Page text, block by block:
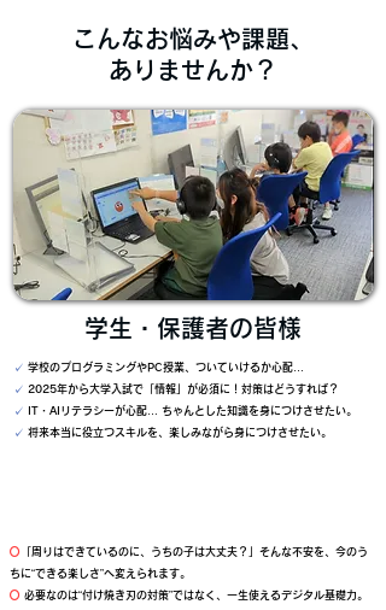
こんなお悩みや課題、
​ありませんか？
学生・保護者の皆様
✓ 学校のプログラミングやPC授業、ついていけるか心配…
✓ 2025年から大学入試で「情報」が必須に！対策はどうすれば？
✓
IT・AIリテラシーが心配… ちゃんとした知識を身につけさせたい。
✓ 将来本当に役立つスキルを、楽しみながら身につけさせたい。
○ 「周りはできているのに、うちの子は大丈夫？」 そんな不安を、今のう
ちに“できる楽しさ”へ変えられます。
○ 必要なのは“付け焼き刃の対策”ではなく、一生使えるデジタル基礎力。